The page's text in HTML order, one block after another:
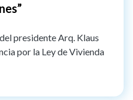
presidente Arq. Klaus
por la Ley de Vivienda